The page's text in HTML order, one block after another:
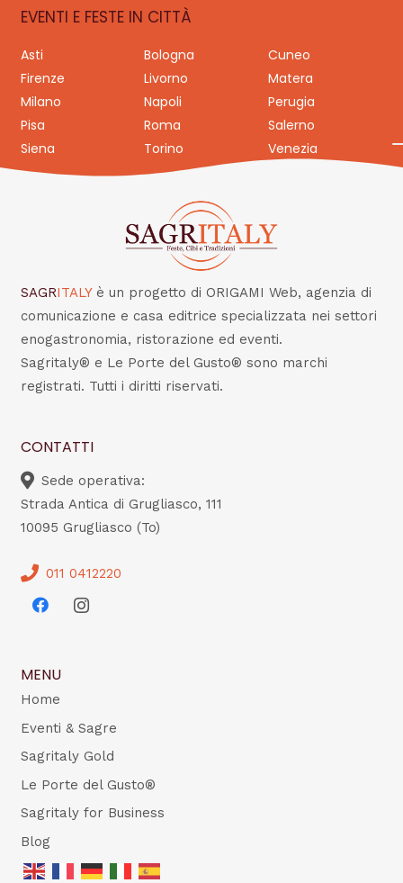
EVENTI E FESTE IN CITTÀ
Asti Bologna
Cuneo
Firenze
Livorno
Matera
Milano
Napoli
Perugia
Pisa
Roma
Salerno
Siena
Torino Venezia
SAGRITALY è un progetto di ORIGAMI Web, agenzia di
comunicazione e casa editrice specializzata nei settori
enogastronomia, ristorazione ed eventi.
Sagritaly® e Le Porte del Gusto® sono marchi
registrati. Tutti i diritti riservati.
CONTATTI
Sede operativa:
Strada Antica di Grugliasco, 111
10095 Grugliasco (To)
011 0412220
MENU
Home
Eventi & Sagre
Sagritaly Gold
Le Porte del Gusto®
Sagritaly for Business
Blog